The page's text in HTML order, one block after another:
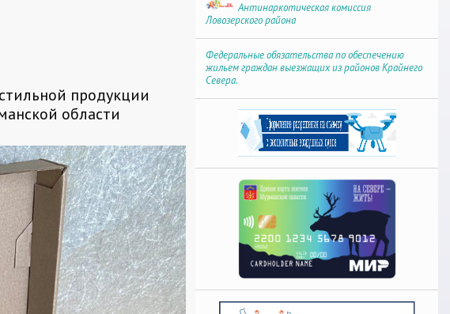
продукции
области
Антинаркотическая комиссия
Ловозерского района
Федеральные обязательства по обеспечению
жильем граждан выезжащих из районов Крайнего
Севера.